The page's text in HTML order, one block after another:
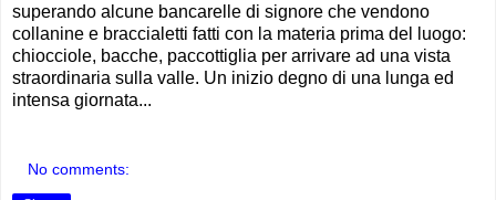
superando alcune bancarelle di signore che vendono
collanine e braccialetti fatti con la materia prima del luogo:
chiocciole, bacche, paccottiglia per arrivare ad una vista
straordinaria sulla valle. Un inizio degno di una lunga ed
intensa giornata...
No comments: